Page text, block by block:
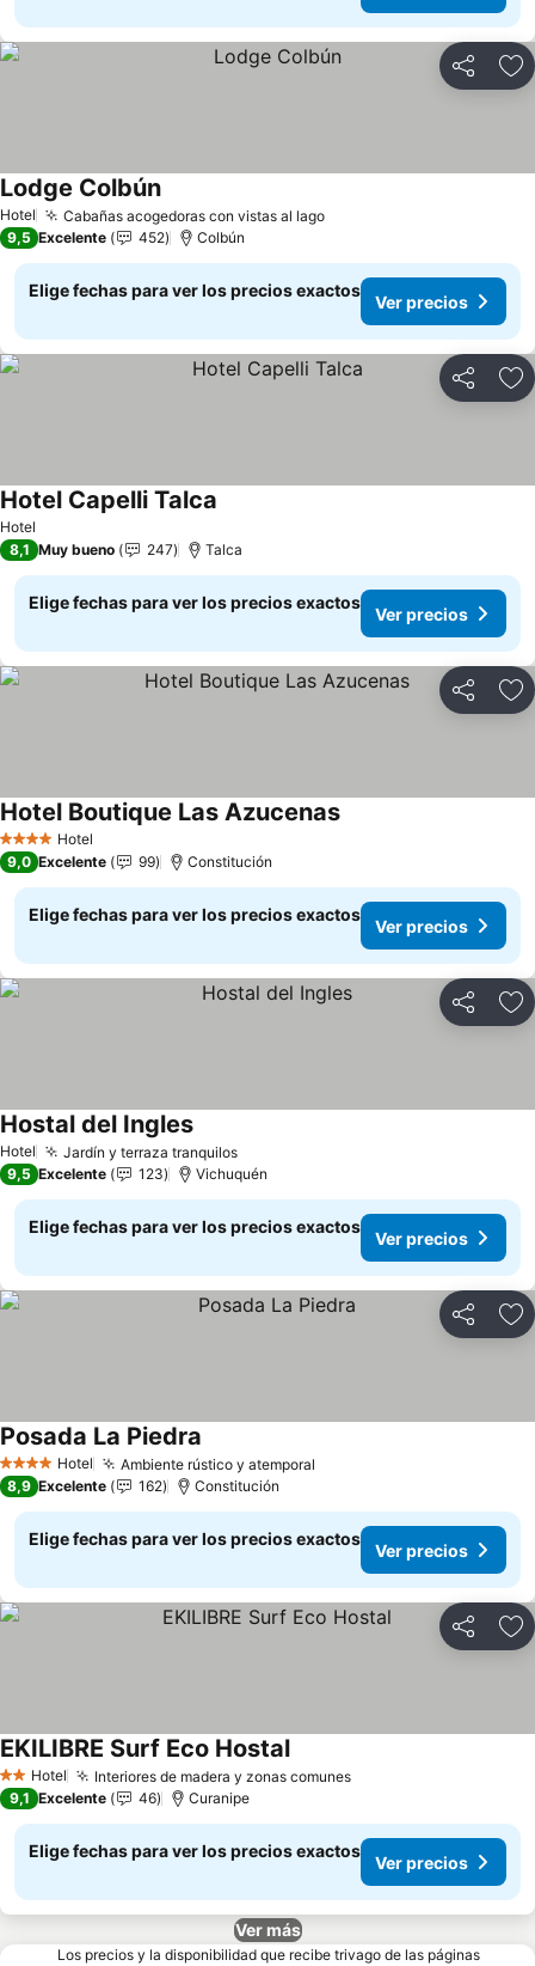
Compartir
Hotel Cabañas acogedoras con vistas al lagoVer precios
Lodge ColbúnVer precios
9,5 Excelente 452 Colbún
Elige fechas para ver los precios exactos
Ver precios
Compartir
Hotel
Hotel Capelli Talca
8,1 Muy bueno 247 Talca
Elige fechas para ver los precios exactos
Ver precios
Compartir
4 EstrellasHotel
Hotel Boutique Las AzucenasVer precios
9,0 Excelente 99 Constitución
Elige fechas para ver los precios exactos
Ver precios
Compartir
Hotel Jardín y terraza tranquilosVer precios
Hostal del InglesVer precios
9,5 Excelente 123 Vichuquén
Elige fechas para ver los precios exactos
Ver precios
Compartir
4 EstrellasHotel Ambiente rústico y atemporal
Posada La Piedra
8,9 Excelente 162 Constitución
Elige fechas para ver los precios exactos
Ver precios
Compartir
2 Estrellas
Hotel Interiores de madera y zonas comunesVer precios
EKILIBRE Surf Eco HostalVer precios
9,1 Excelente 46 Curanipe
Elige fechas para ver los precios exactos
Ver precios
Ver más
Los precios y la disponibilidad que recibe trivago de las páginas